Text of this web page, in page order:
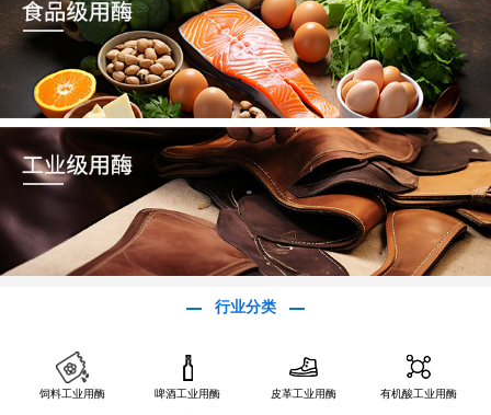
行业分类
饲料工业用酶 啤酒工业用酶 皮革工业用酶 有机酸工业用酶